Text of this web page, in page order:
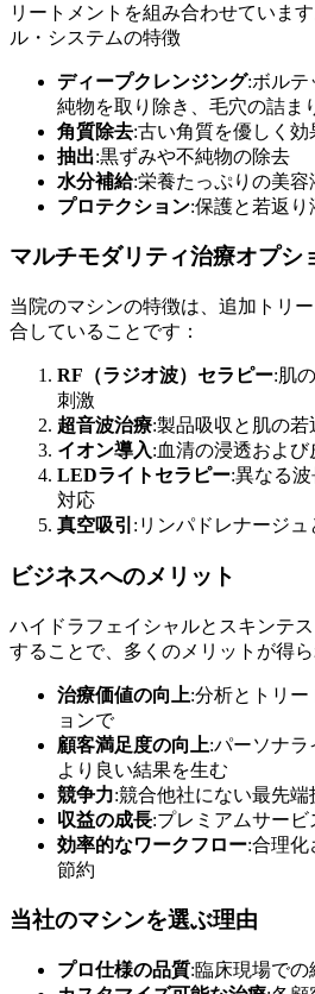
リートメントを組み合わせていま
ル・システムの特徴
ディープクレンジング:ボルテ
純物を取り除き、毛穴の詰ま
角質除去:古い角質を優しく効
抽出:黒ずみや不純物の除去
水分補給:栄養たっぷりの美容
プロテクション:保護と若返り
マルチモダリティ治療オプシ
当院のマシンの特徴は、追加トリ
合していることです：
RF（ラジオ波）セラピー:肌
刺激
超音波治療:製品吸収と肌の若
イオン導入:血清の浸透およ
LEDライトセラピー:異なる
対応
真空吸引 :リンパドレナージュ
ビジネスへのメリット
ハイドラフェイシャルとスキンテ
することで、多くのメリットが得ら
治療価値の向上:分析とトリ
ョンで
顧客満足度の向上:パーソナ
より良い結果を生む
競争力:競合他社にない最先端
収益の成長:プレミアムサービ
効率的なワークフロー:合理化
節約
当社のマシンを選ぶ理由
プロ仕様の品質:臨床現場で